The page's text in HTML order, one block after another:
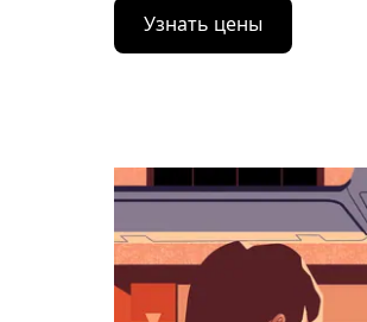
Нажмите
стрелку
вниз,
выбрать
дату.
закрыть
календарь,
нажмите
Esc.
Узнать цены